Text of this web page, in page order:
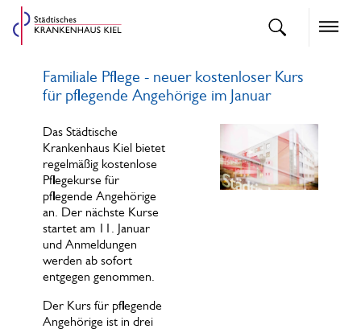
openText
Familiale Pflege - neuer kostenloser Kurs
für pflegende Angehörige im Januar
Das Städtische
Krankenhaus Kiel bietet
regelmäßig kostenlose
Pflegekurse für
pflegende Angehörige
an. Der nächste Kurse
startet am 11. Januar
und Anmeldungen
werden ab sofort
entgegen genommen.
Der Kurs für pflegende
Angehörige ist in drei